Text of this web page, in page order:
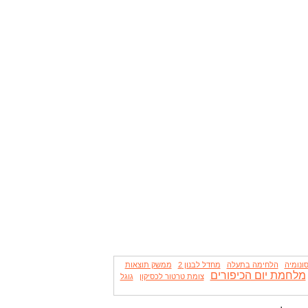
הלחימה בתעלה מחדל לבנון 2
ממשק תוצאות
מלחמת יום הכיפורים צומת טרטור לכסיקון גוגל